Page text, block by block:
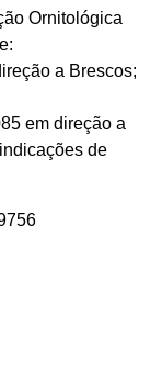
Ornitológica
a Brescos;
em direção a
de